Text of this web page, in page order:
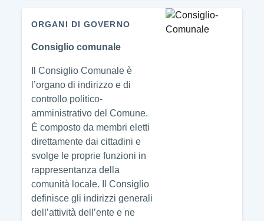
ORGANI DI GOVERNO
Consiglio comunale
Il Consiglio Comunale è
l’organo di indirizzo e di
controllo politico-
amministrativo del Comune.
È composto da membri eletti
direttamente dai cittadini e
svolge le proprie funzioni in
rappresentanza della
comunità locale. Il Consiglio
definisce gli indirizzi generali
dell’attività dell’ente e ne